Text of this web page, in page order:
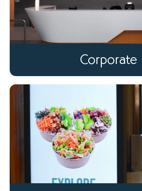
Corporate